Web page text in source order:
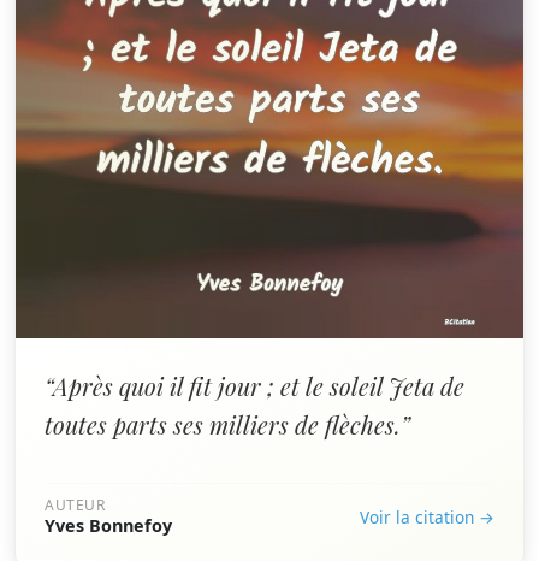
“Après quoi il fit jour ; et le soleil Jeta de
toutes parts ses milliers de flèches.”
AUTEUR
Yves Bonnefoy Voir la citation →